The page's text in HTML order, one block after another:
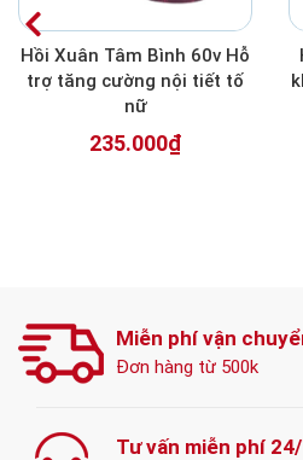
Hồi Xuân Tâm Bình 60v Hỗ
trợ tăng cường nội tiết tố
nữ
235.000₫
Miễn phí vận
Đơn hàng từ 500k
Tư vấn miễn phí